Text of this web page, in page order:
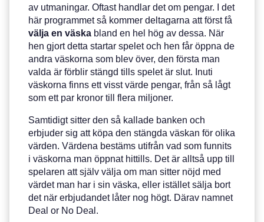
av utmaningar. Oftast handlar det om pengar. I det
här programmet så kommer deltagarna att först få
välja en väska bland en hel hög av dessa. När
hen gjort detta startar spelet och hen får öppna de
andra väskorna som blev över, den första man
valda är förblir stängd tills spelet är slut. Inuti
väskorna finns ett visst värde pengar, från så lågt
som ett par kronor till flera miljoner.
Samtidigt sitter den så kallade banken och
erbjuder sig att köpa den stängda väskan för olika
värden. Värdena bestäms utifrån vad som funnits
i väskorna man öppnat hittills. Det är alltså upp till
spelaren att själv välja om man sitter nöjd med
värdet man har i sin väska, eller istället sälja bort
det när erbjudandet låter nog högt. Därav namnet
Deal or No Deal.